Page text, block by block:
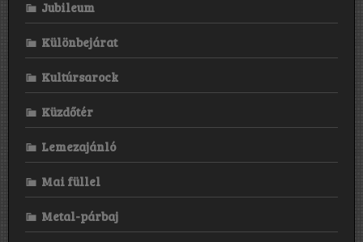
Jubileum
Különbejárat
Kultúrsarock
Küzdőtér
Lemezajánló
Mai füllel
Metal-párbaj